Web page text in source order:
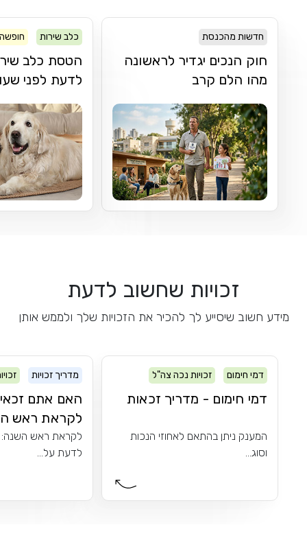
חדשות מהכנסת
חוק הנכים יגדיר לראשונה
מהו הלם קרב
כלב שירות
הטסת כלב
לדעת לפני
זכויות שחשוב לדעת
מידע חשוב שיסייע לך להכיר את הזכויות שלך ולממש אותן
דמי חימום זכויות נכה צה"ל
דמי חימום - מדריך זכאות
המענק ניתן בהתאם לאחוזי הנכות
וסוג...
מדריך זכויות
האם אתם
לקראת ראש
לקראת ראש
לדעת על...